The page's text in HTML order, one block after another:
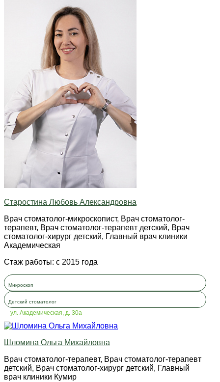
Старостина Любовь Александровна
Врач стоматолог-микроскопист, Врач стоматолог-
терапевт, Врач стоматолог-терапевт детский, Врач
стоматолог-хирург детский, Главный врач клиники
Академическая
Стаж работы: с 2015 года
Микроскоп
Детский стоматолог
ул. Академическая, д. 30а
Шломина Ольга Михайловна
Врач стоматолог-терапевт, Врач стоматолог-терапевт
детский, Врач стоматолог-хирург детский, Главный
врач клиники Кумир